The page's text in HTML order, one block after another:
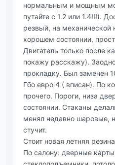
нормальным и мощным
путайте с 1.2 или 1.4!!!).
резвый, на механической
хорошем состоянии,
Двигатель только после
покажу расскажу).
прокладку. Был заменен
Гбо евро 4 ( вписан). По
прочего. Пороги, низа
состоянии. Стаканы
менял недавно шаровые,
стучит.
Стоит новая летняя
По салону: дверные карты